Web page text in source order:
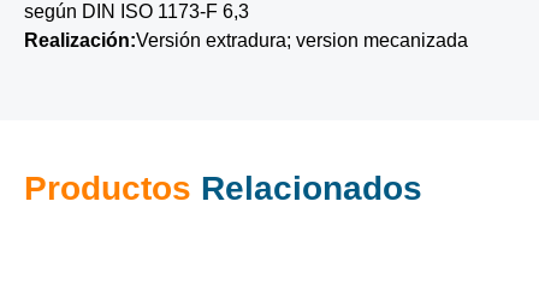
según DIN ISO 1173-F 6,3
Realización:Versión extradura; version mecanizada
Productos Relacionados